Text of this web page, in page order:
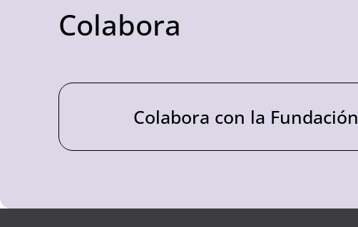
Colabora
Colabora con la Fundación